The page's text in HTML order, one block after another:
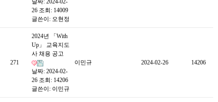
날짜: 2024-02-
26 조회: 14009
글쓴이: 오현정
271
2024년 「With
Up」 교육지도
사 채용 공고
날짜: 2024-02-
26 조회: 14206
글쓴이: 이민규
이민규 2024-02-26 14206